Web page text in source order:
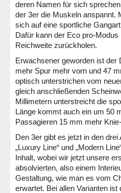
deren Namen für sich
der 3er die Muskeln anspannt.
sich auf eine sportliche
Dafür kann der Eco pro-
Reichweite zurückholen.
Erwachsener geworden ist
mehr Spur mehr vorn und 47
optisch unterstrichen vom
gleich anschließenden
Millimetern unterstreicht die
Länge kommt auch ein um 50
Passagieren 15 mm mehr
Den 3er gibt es jetzt in den drei
„Luxury Line“ und „Modern
Inhalt, wobei wir jetzt unsere
absolvierten, also einem
Gestaltung, wie man es vom
erwartet. Bei allen Varianten